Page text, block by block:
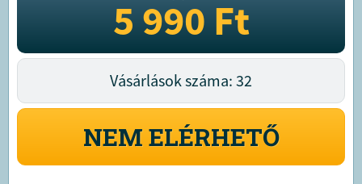
5 990Ft
Vásárlások száma: 32
NEM ELÉRHETŐ